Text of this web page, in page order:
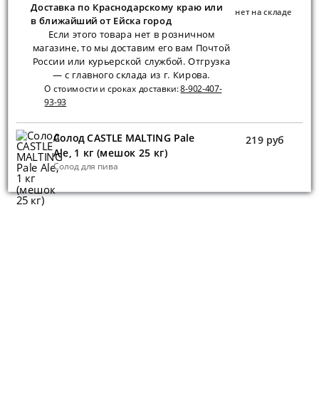
Доставка по Краснодарскому краю или
в ближайший от Ейска город
Если этого товара нет в розничном
магазине, то мы доставим его вам Почтой
России или курьерской службой. Отгрузка
— с главного склада из г. Кирова.
О стоимости и сроках доставки:8-902-407-
93-93
нет на складе
Солод CASTLE MALTING Pale
Ale, 1 кг (мешок 25 кг)
Солод для пива
219 руб